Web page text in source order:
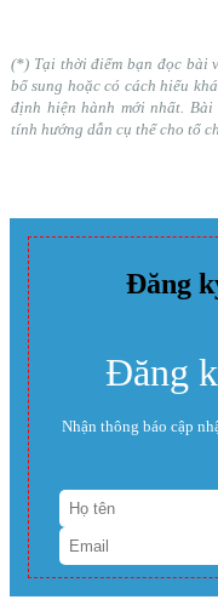
(*) Tại thời điểm bạn đọc bài
bổ sung hoặc có cách hiểu
định hiện hành mới nhất. Bài
tính hướng dẫn cụ thể cho tổ
Đăng
Đăng
Nhận thông báo cập